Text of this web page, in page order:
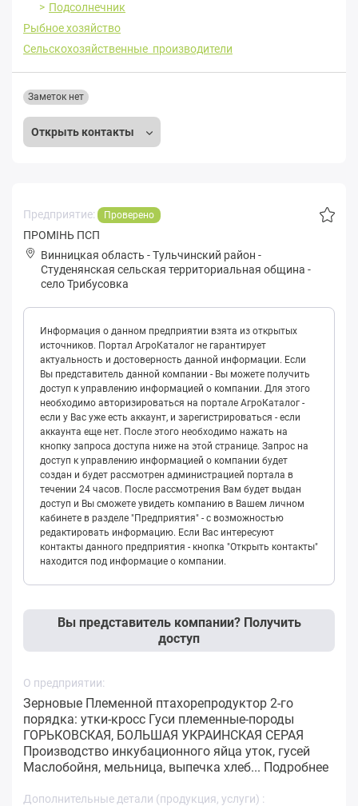
Подсолнечник
Рыбное хозяйство
Сельскохозяйственные производители
Открыть контакты
Заметок нет
Предприятие: Проверено
ПРОМІНЬ ПСП
Винницкая область -Тульчинский район -
Студeнянская сельская территориальная община -
село Трибусовка
Информация о данном предприятии взята из открытых
источников. Портал АгроКаталог не гарантирует
актуальность и достоверность данной информации. Если
Вы представитель данной компании - Вы можете получить
доступ к управлению информацией о компании. Для этого
необходимо авторизироваться на портале АгроКаталог -
если у Вас уже есть аккаунт, и зарегистрироваться - если
аккаунта еще нет. После этого необходимо нажать на
кнопку запроса доступа ниже на этой странице. Запрос на
доступ к управлению информацией о компании будет
создан и будет рассмотрен администрацией портала в
течении 24 часов. После рассмотрения Вам будет выдан
доступ и Вы сможете увидеть компанию в Вашем личном
кабинете в разделе "Предприятия" - с возможностью
редактировать информацию. Если Вас интересуют
контакты данного предприятия - кнопка "Открыть контакты"
находится под информацие о компании.
Вы представитель компании? Получить
доступ
О предприятии:
Зерновые Племенной птахорепродуктор 2-го
порядка: утки-кросс Гуси племенные-породы
ГОРЬКОВСКАЯ, БОЛЬШАЯ УКРАИНСКАЯ СЕРАЯ
Производство инкубационного яйца уток, гусей
Маслобойня, мельница, выпечка хлеб... Подробнее
Дополнительные детали (продукция, услуги) :